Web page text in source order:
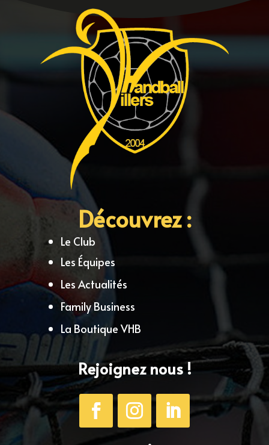
Découvrez :
Le Club
Les Équipes
Les Actualités
Family Business
La Boutique VHB
Rejoignez nous !